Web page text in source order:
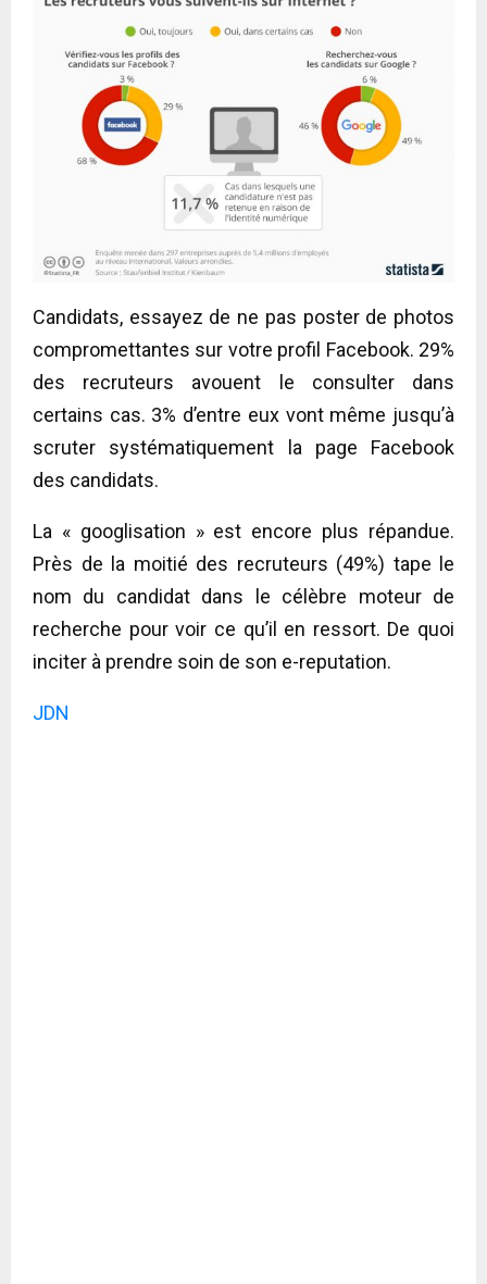
Candidats, essayez de ne pas poster de photos
compromettantes sur votre profil Facebook. 29%
des recruteurs avouent le consulter dans
certains cas. 3% d’entre eux vont même jusqu’à
scruter systématiquement la page Facebook
des candidats.
La « googlisation » est encore plus répandue.
Près de la moitié des recruteurs (49%) tape le
nom du candidat dans le célèbre moteur de
recherche pour voir ce qu’il en ressort. De quoi
inciter à prendre soin de son e-reputation.
JDN